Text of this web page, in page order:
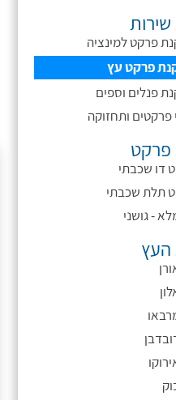
שירות
פרקט למינציה
פרקט עץ
פנלים וספים
פרקטים ותחזוקה
פרקט
דו שכבתי
תלת שכבתי
- גושני
העץ